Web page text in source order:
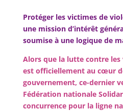
Protéger les victimes de
une mission d’intérêt
soumise à une logique de
Alors que la lutte contre les
est officiellement au cœur
gouvernement, ce-dernier
Fédération nationale
concurrence pour la ligne